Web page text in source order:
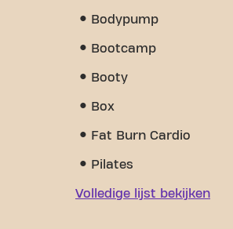
Bodypump
Bootcamp
Booty
Box
Fat Burn Cardio
Pilates
Volledige lijst bekijken